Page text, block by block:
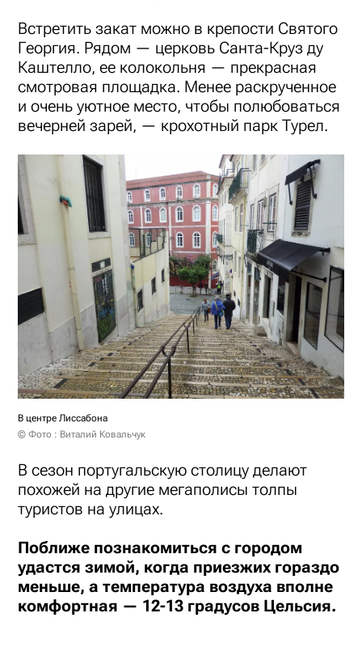
Встретить закат можно в крепости Святого
Георгия. Рядом — церковь Санта-Круз ду
Каштелло, ее колокольня — прекрасная
смотровая площадка. Менее раскрученное
и очень уютное место, чтобы полюбоваться
вечерней зарей, — крохотный парк Турел.
В центре Лиссабона
© Фото : Виталий Ковальчук
В сезон португальскую столицу делают
похожей на другие мегаполисы толпы
туристов на улицах.
Поближе познакомиться с городом
удастся зимой, когда приезжих гораздо
меньше, а температура воздуха вполне
комфортная — 12-13 градусов Цельсия.